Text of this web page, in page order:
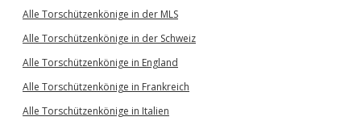
Alle Torschützenkönige in der MLS
Alle Torschützenkönige in der Schweiz
Alle Torschützenkönige in England
Alle Torschützenkönige in Frankreich
Alle Torschützenkönige in Italien